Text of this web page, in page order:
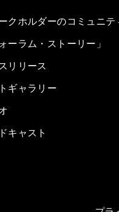
クホルダーのコミュニテ
ーラム・ストーリー」
リリース
ギャラリー
キャスト